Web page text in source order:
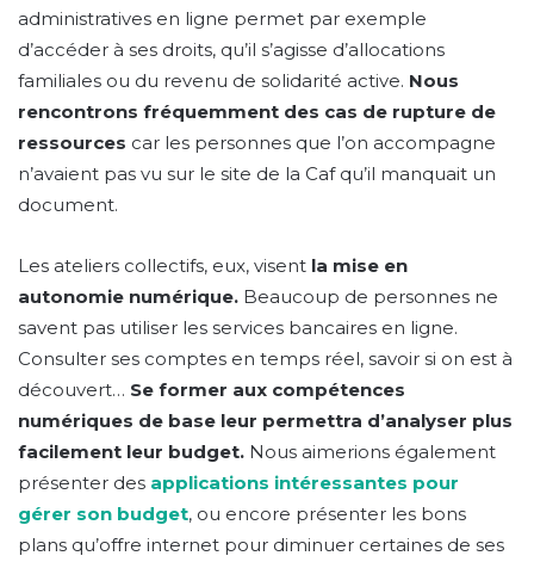
administratives en ligne permet par exemple
d’accéder à ses droits, qu’il s’agisse d’allocations
familiales ou du revenu de solidarité active. Nous
rencontrons fréquemment des cas de rupture de
ressources car les personnes que l’on accompagne
n’avaient pas vu sur le site de la Caf qu’il manquait un
document.
Les ateliers collectifs, eux, visent la mise en
autonomie numérique. Beaucoup de personnes ne
savent pas utiliser les services bancaires en ligne.
Consulter ses comptes en temps réel, savoir si on est à
découvert… Se former aux compétences
numériques de base leur permettra d’analyser plus
facilement leur budget. Nous aimerions également
présenter des applications intéressantes pour
gérer son budget, ou encore présenter les bons
plans qu’offre internet pour diminuer certaines de ses